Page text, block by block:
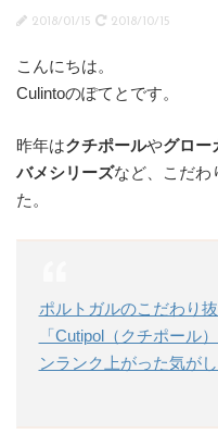
2018/01/15 2018/10/15
こんにちは。
Culintoのぽてとです。
昨年はクチポールやグロー
バメシリーズなど、こだわ
た。
ポルトガルのこだわり
「Cutipol（クチポール
ンランク上がった気がし